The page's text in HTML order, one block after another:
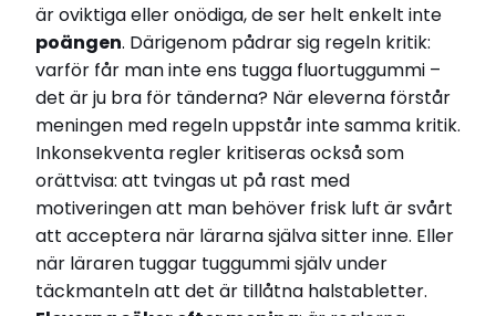
är oviktiga eller onödiga, de ser helt enkelt inte
poängen. Därigenom pådrar sig regeln kritik:
varför får man inte ens tugga fluortuggummi –
det är ju bra för tänderna? När eleverna förstår
meningen med regeln uppstår inte samma kritik.
Inkonsekventa regler kritiseras också som
orättvisa: att tvingas ut på rast med
motiveringen att man behöver frisk luft är svårt
att acceptera när lärarna själva sitter inne. Eller
när läraren tuggar tuggummi själv under
täckmanteln att det är tillåtna halstabletter.